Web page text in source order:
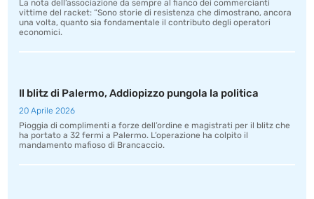
La nota dell’associazione da sempre al fianco dei commercianti
vittime del racket: “Sono storie di resistenza che dimostrano, ancora
una volta, quanto sia fondamentale il contributo degli operatori
economici.
Il blitz di Palermo, Addiopizzo pungola la politica
20 Aprile 2026
Pioggia di complimenti a forze dell’ordine e magistrati per il blitz che
ha portato a 32 fermi a Palermo. L’operazione ha colpito il
mandamento mafioso di Brancaccio.